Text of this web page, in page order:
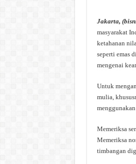
Jakarta,
masyarakat
ketahanan
seperti emas
mengenai
Untuk
mulia,
Memeriksa
Memeriksa
timbangan